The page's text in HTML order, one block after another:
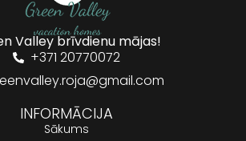
Valley brīvdienu mājas!
+371 20770072
INFORMĀCIJA
Sākums